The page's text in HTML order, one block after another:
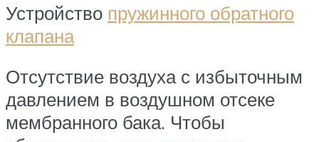
Устройство пружинного обратного
клапана
Отсутствие воздуха с избыточным
давлением в воздушном отсеке
мембранного бака. Чтобы